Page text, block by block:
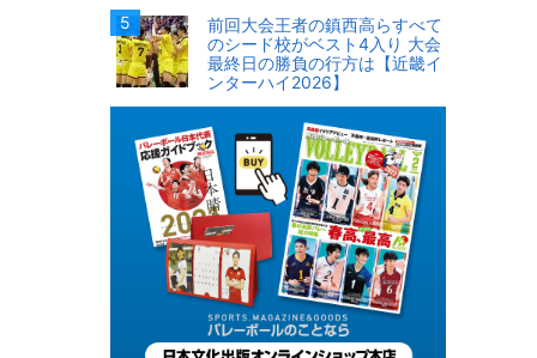
前回大会王者の鎮西高らすべて
のシード校がベスト4入り 大会
最終日の勝負の行方は【近畿イ
ンターハイ2026】